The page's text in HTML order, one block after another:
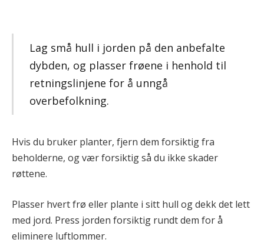
Lag små hull i jorden på den anbefalte
dybden, og plasser frøene i henhold til
retningslinjene for å unngå
overbefolkning.
Hvis du bruker planter, fjern dem forsiktig fra
beholderne, og vær forsiktig så du ikke skader
røttene.
Plasser hvert frø eller plante i sitt hull og dekk det lett
med jord. Press jorden forsiktig rundt dem for å
eliminere luftlommer.